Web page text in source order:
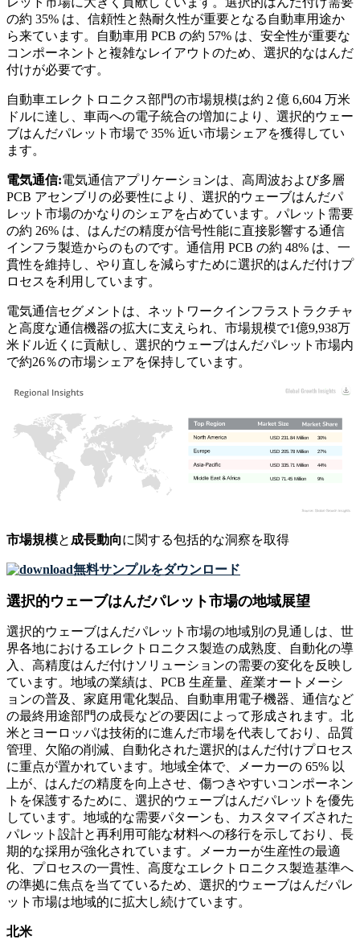
の約 35% は、信頼性と熱耐久性が重要となる自動車用途か
ら来ています。自動車用 PCB の約 57% は、安全性が重要な
コンポーネントと複雑なレイアウトのため、選択的なはんだ
付けが必要です。
自動車エレクトロニクス部門の市場規模は約 2 億 6,604 万米
ドルに達し、車両への電子統合の増加により、選択的ウェー
ブはんだパレット市場で 35% 近い市場シェアを獲得してい
ます。
電気通信:電気通信アプリケーションは、高周波および多層
PCB アセンブリの必要性により、選択的ウェーブはんだパ
レット市場のかなりのシェアを占めています。パレット需要
の約 26% は、はんだの精度が信号性能に直接影響する通信
インフラ製造からのものです。通信用 PCB の約 48% は、一
貫性を維持し、やり直しを減らすために選択的はんだ付けプ
ロセスを利用しています。
電気通信セグメントは、ネットワークインフラストラクチャ
と高度な通信機器の拡大に支えられ、市場規模で1億9,938万
米ドル近くに貢献し、選択的ウェーブはんだパレット市場内
で約26％の市場シェアを保持しています。
9%
USD 71.45 Million
44%
USD 335.71 Million
27%
USD 205.78 Million
30%
USD 231.84 Million
市場規模と 成長動向に関する包括的な洞察を取得
無料サンプルをダウンロード
選択的ウェーブはんだパレット市場の地域展望
選択的ウェーブはんだパレット市場の地域別の見通しは、世
界各地におけるエレクトロニクス製造の成熟度、自動化の導
入、高精度はんだ付けソリューションの需要の変化を反映し
ています。地域の業績は、PCB 生産量、産業オートメーシ
ョンの普及、家庭用電化製品、自動車用電子機器、通信など
の最終用途部門の成長などの要因によって形成されます。北
米とヨーロッパは技術的に進んだ市場を代表しており、品質
管理、欠陥の削減、自動化された選択的はんだ付けプロセス
に重点が置かれています。地域全体で、メーカーの 65% 以
上が、はんだの精度を向上させ、傷つきやすいコンポーネン
トを保護するために、選択的ウェーブはんだパレットを優先
しています。地域的な需要パターンも、カスタマイズされた
パレット設計と再利用可能な材料への移行を示しており、長
期的な採用が強化されています。メーカーが生産性の最適
化、プロセスの一貫性、高度なエレクトロニクス製造基準へ
の準拠に焦点を当てているため、選択的ウェーブはんだパレ
ット市場は地域的に拡大し続けています。
北米